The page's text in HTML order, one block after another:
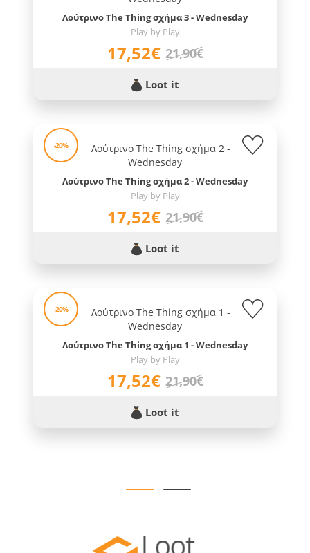
Λούτρινο The Thing σχήμα 3 - Wednesday
Play by Play
17,52€ 21,90€
Loot it
-20%
Λούτρινο The Thing σχήμα 2 - Wednesday
Play by Play
17,52€ 21,90€
Loot it
-20%
Λούτρινο The Thing σχήμα 1 - Wednesday
Play by Play
17,52€ 21,90€
Loot it